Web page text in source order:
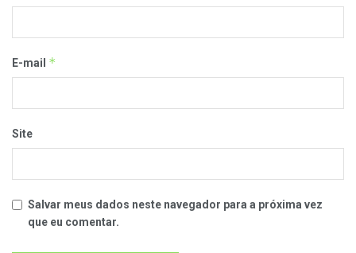
E-mail *
Site
Salvar meus dados neste navegador para a próxima vez
que eu comentar.